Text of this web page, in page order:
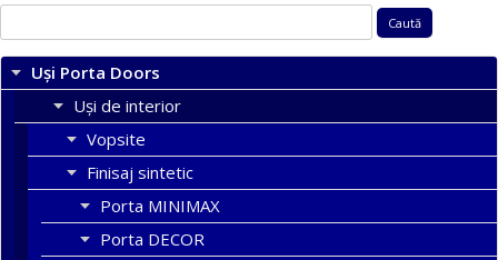
după:
Uși Porta Doors
Uși de interior
Vopsite
Finisaj sintetic
Porta MINIMAX
Porta DECOR